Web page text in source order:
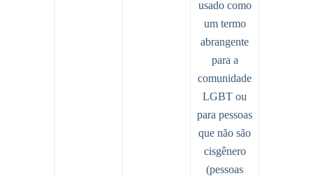
usado como
um termo
abrangente
para a
comunidade
LGBT ou
para pessoas
que não são
cisgênero
(pessoas